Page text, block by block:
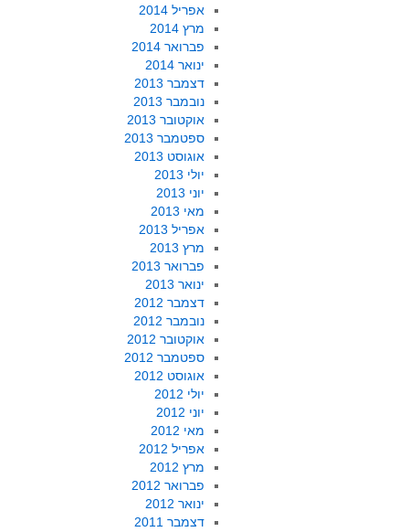
אפריל 2014
מרץ 2014
פברואר 2014
ינואר 2014
דצמבר 2013
נובמבר 2013
אוקטובר 2013
ספטמבר 2013
אוגוסט 2013
יולי 2013
יוני 2013
מאי 2013
אפריל 2013
מרץ 2013
פברואר 2013
ינואר 2013
דצמבר 2012
נובמבר 2012
אוקטובר 2012
ספטמבר 2012
אוגוסט 2012
יולי 2012
יוני 2012
מאי 2012
אפריל 2012
מרץ 2012
פברואר 2012
ינואר 2012
דצמבר 2011